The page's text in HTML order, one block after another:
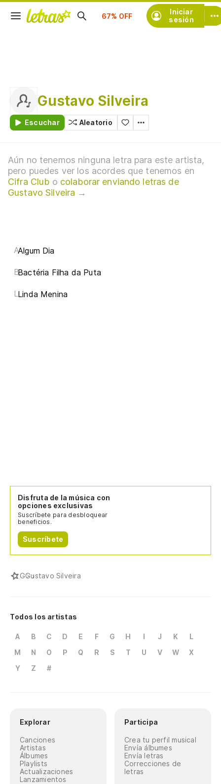
Iniciar
sesión
Suscríbete
Gustavo Silveira
Escuchar Aleatorio
Aún no tenemos ninguna letra para este artista,
pero puedes ver los acordes que tenemos en
Cifra Club o colaborar enviando letras de
Gustavo Silveira →
AAlgum Dia
BBactéria Filha da Puta
LLinda Menina
Disfruta de la música con
opciones exclusivas
Suscríbete para desbloquear
beneficios.
Suscríbete
GGustavo Silveira
Todos los artistas
A B C D E F G H I J K
L
M
N O P Q R S T U V W
X
Y
Z #
Explorar
Canciones
Artistas
Álbumes
Playlists
Actualizaciones
Lanzamientos
Participa
Crea tu perfil musical
Envía álbumes
Envía letras
Correcciones de
letras